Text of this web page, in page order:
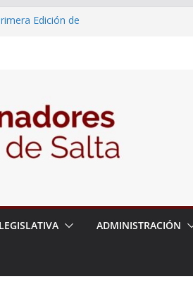
Edición de
el Ente Salteño
ADMINISTRACIÓN